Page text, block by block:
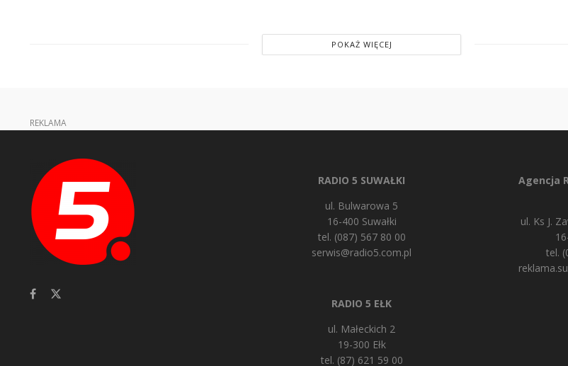
POKAŻ WIĘCEJ
REKLAMA
RADIO 5 SUWAŁKI
ul. Bulwarowa 5
16-400 Suwałki
tel. (087) 567 80 00
serwis@radio5.com.pl
RADIO 5 EŁK
ul. Małeckich 2
19-300 Ełk
tel. (87) 621 59 00
Agencja
ul. Ks J.
tel.